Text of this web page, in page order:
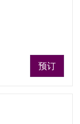
预订